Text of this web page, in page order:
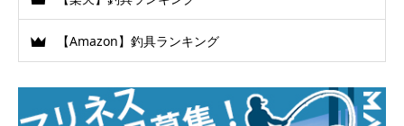
【Amazon】釣具ランキング